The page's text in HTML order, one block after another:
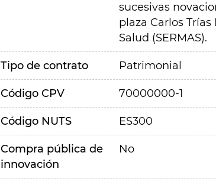
sucesivas
plaza Carlos
Salud (SERMAS).
Tipo de contrato Patrimonial
Código CPV 70000000-1
Código NUTS ES300
Compra pública de
innovación
No